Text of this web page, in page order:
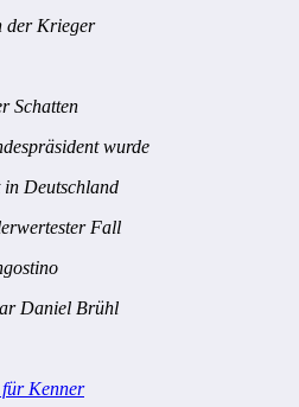
der Krieger
Schatten
wurde
Deutschland
Fall
Daniel Brühl
Kenner